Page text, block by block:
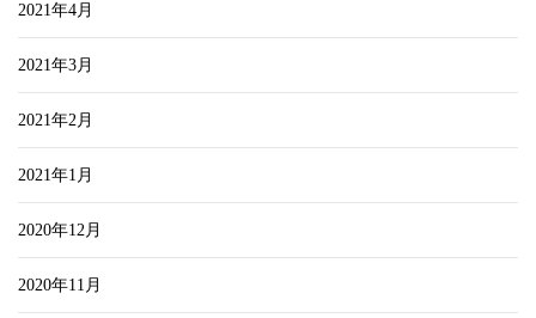
2021年4月
2021年3月
2021年2月
2021年1月
2020年12月
2020年11月